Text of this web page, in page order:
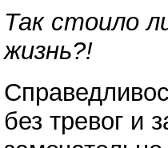
Так стоило
жизнь?!
без тревог и